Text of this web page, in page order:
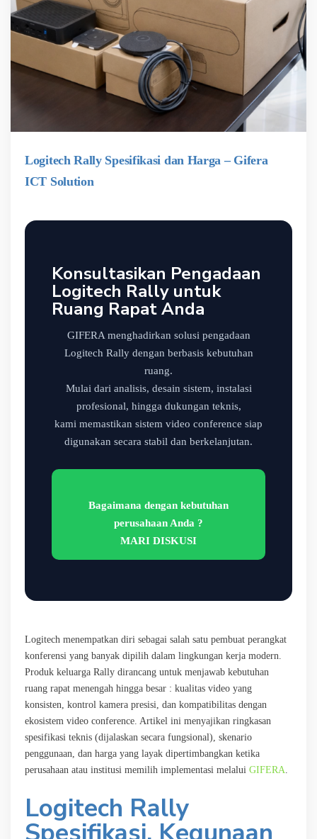
Logitech Rally Spesifikasi dan Harga – Gifera
ICT Solution
Konsultasikan Pengadaan
Logitech Rally untuk
Ruang Rapat Anda
GIFERA menghadirkan solusi pengadaan
Logitech Rally dengan berbasis kebutuhan
ruang.
Mulai dari analisis, desain sistem, instalasi
profesional, hingga dukungan teknis,
kami memastikan sistem video conference siap
digunakan secara stabil dan berkelanjutan.
Bagaimana dengan kebutuhan
perusahaan Anda ?
MARI DISKUSI
Logitech menempatkan diri sebagai salah satu pembuat perangkat
konferensi yang banyak dipilih dalam lingkungan kerja modern.
Produk keluarga Rally dirancang untuk menjawab kebutuhan
ruang rapat menengah hingga besar : kualitas video yang
konsisten, kontrol kamera presisi, dan kompatibilitas dengan
ekosistem video conference. Artikel ini menyajikan ringkasan
spesifikasi teknis (dijalaskan secara fungsional), skenario
penggunaan, dan harga yang layak dipertimbangkan ketika
perusahaan atau institusi memilih implementasi melalui GIFERA
Logitech Rally